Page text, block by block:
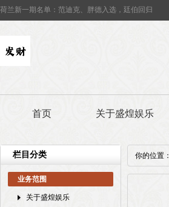
荷兰新一期名单：范迪克、胖德入选，廷伯回归
首页 关于盛煌娱乐
栏目分类
业务范围
关于盛煌娱乐
你的位置：